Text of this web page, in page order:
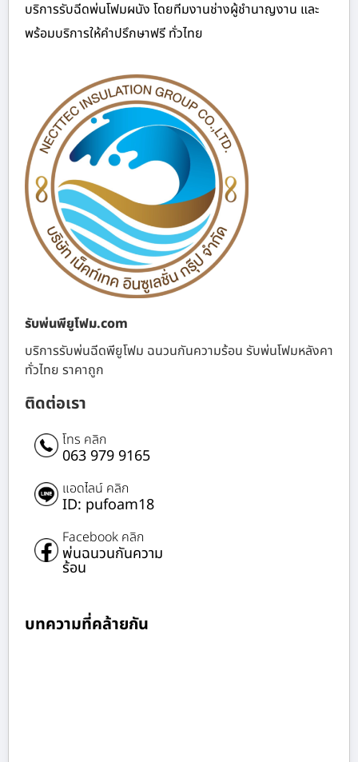
บริการรับฉีดพ่นโฟมผนัง โดยทีมงานช่างผู้ชำนาญงาน และ
พร้อมบริการให้คำปรึกษาฟรี ทั่วไทย
รับพ่นพียูโฟม.com
บริการรับพ่นฉีดพียูโฟม ฉนวนกันความร้อน รับพ่นโฟมหลังคา
ทั่วไทย ราคาถูก
ติดต่อเรา
โทร คลิก
063 979 9165
แอดไลน์ คลิก
ID: pufoam18
Facebook คลิก
พ่นฉนวนกันความ
ร้อน
บทความที่คล้ายกัน